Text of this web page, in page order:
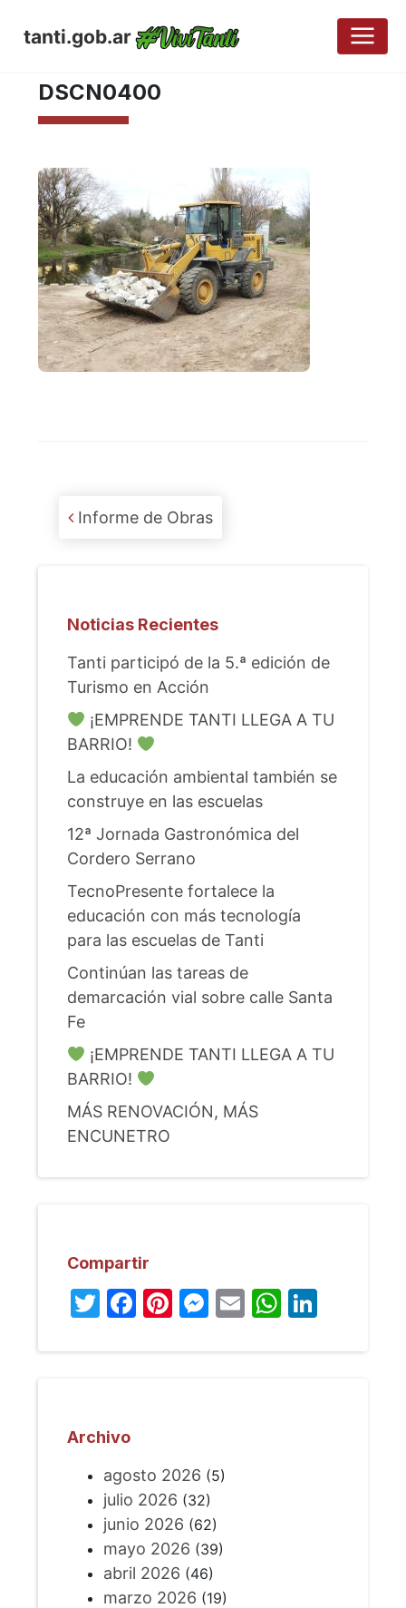
tanti.gob.ar
OCTUBRE 4, 2017
DSCN0400
Post navigation
Informe de Obras
Noticias Recientes
Tanti participó de la 5.ª edición de
Turismo en Acción
¡EMPRENDE TANTI LLEGA A TU
BARRIO!
La educación ambiental también se
construye en las escuelas
12ª Jornada Gastronómica del
Cordero Serrano
TecnoPresente fortalece la
educación con más tecnología
para las escuelas de Tanti
Continúan las tareas de
demarcación vial sobre calle Santa
Fe
¡EMPRENDE TANTI LLEGA A TU
BARRIO!
MÁS RENOVACIÓN, MÁS
ENCUNETRO
Compartir
Twitter
Facebook
Pinterest
Messenger
Email
Archivo
agosto 2026 (5)
julio 2026 (32)
junio 2026 (62)
mayo 2026 (39)
abril 2026 (46)
marzo 2026 (19)